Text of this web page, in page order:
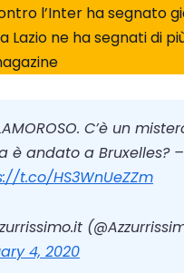
l’Inter ha segnato
Lazio ne ha segnati di
C’è un
è andato a Bruxelles? –
t.co/HS3WnUeZZm
4, 2020